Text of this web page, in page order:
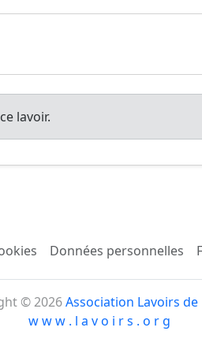
lavoir.
Données personnelles
© 2026Association Lavoirs de
w w w . l a v o i r s . o r g